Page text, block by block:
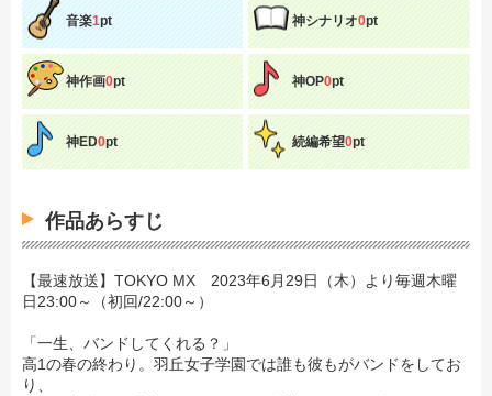
音楽1pt 神シナリオ0pt
神作画0pt 神OP0pt
神ED0pt 続編希望0pt
作品あらすじ
【最速放送】TOKYO MX 2023年6月29日（木）より毎週木曜
日23:00～（初回/22:00～）
「一生、バンドしてくれる？」
高1の春の終わり。羽丘女子学園では誰も彼もがバンドをしてお
り、